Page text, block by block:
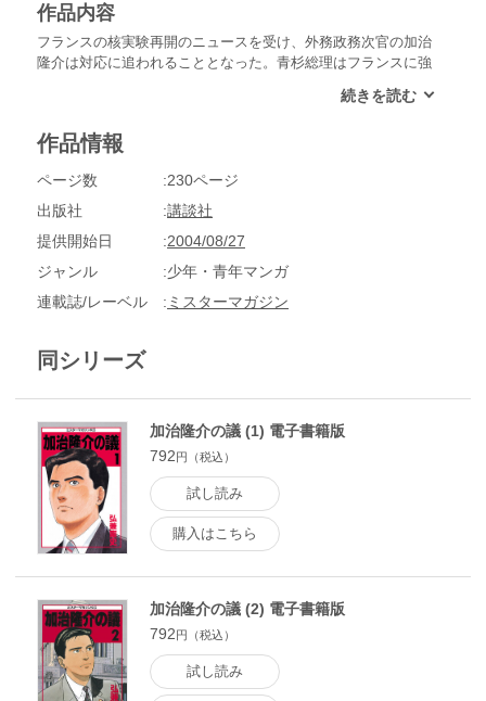
作品内容
フランスの核実験再開のニュースを受け、外務政務次官の加治
隆介は対応に追われることとなった。青杉総理はフランスに強
では連日デモ運動が行われる。日本のフランスに対する強硬姿
動」の示唆が入るが…
作品情報
ページ数
230ページ
出版社
講談社
提供開始日
2004/08/27
ジャンル
少年・青年マンガ
連載誌/レーベル
ミスターマガジン
同シリーズ
加治隆介の議 (1) 電子書籍版
792円（税込）
試し読み
購入はこちら
加治隆介の議 (2) 電子書籍版
792円（税込）
試し読み